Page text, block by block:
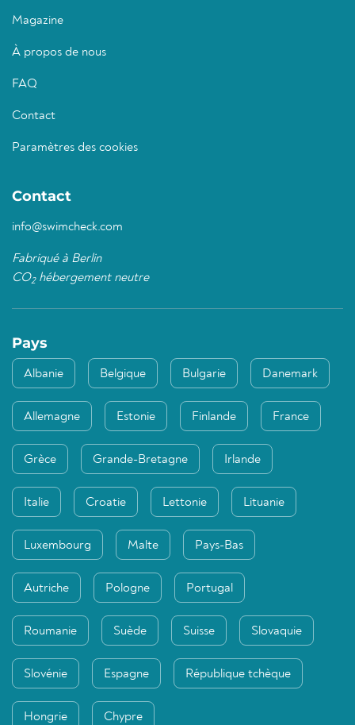
Magazine
À propos de nous
FAQ
Contact
Paramètres des cookies
Contact
info@swimcheck.com
Fabriqué à Berlin
CO2hébergement neutre
Pays
Albanie Belgique Bulgarie Danemark
Allemagne Estonie Finlande France
Grèce Grande-Bretagne Irlande
Italie Croatie Lettonie Lituanie
Luxembourg Malte Pays-Bas
Autriche Pologne Portugal
Roumanie Suède Suisse Slovaquie
Slovénie Espagne République tchèque
Hongrie Chypre